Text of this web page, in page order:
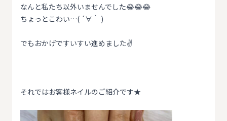
なんと私たち以外いませんでした😂😂😂
ちょっとこわい…( ´∀｀ )
でもおかげですいすい進めました✌️
それではお客様ネイルのご紹介です★